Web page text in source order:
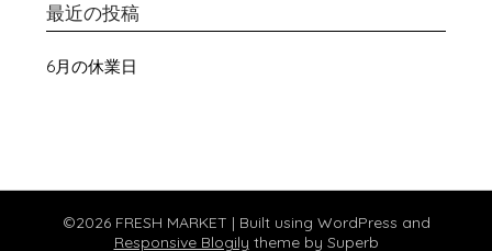
最近の投稿
6月の休業日
©2026 FRESH MARKET | Built using WordPress and
Responsive Blogily theme by Superb